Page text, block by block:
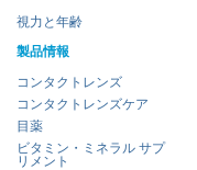
視力と年齢
製品情報
コンタクトレンズ
コンタクトレンズケア
目薬
ビタミン・ミネラル サプ
リメント